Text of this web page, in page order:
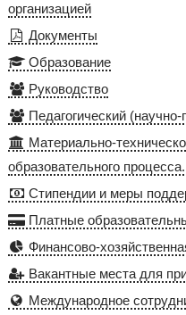
организацией
Документы
Образование
Руководство
Педагогический (научно-
Материально-
образовательного
Стипендии и меры
Платные
Финансово-
Вакантные места для
Международное